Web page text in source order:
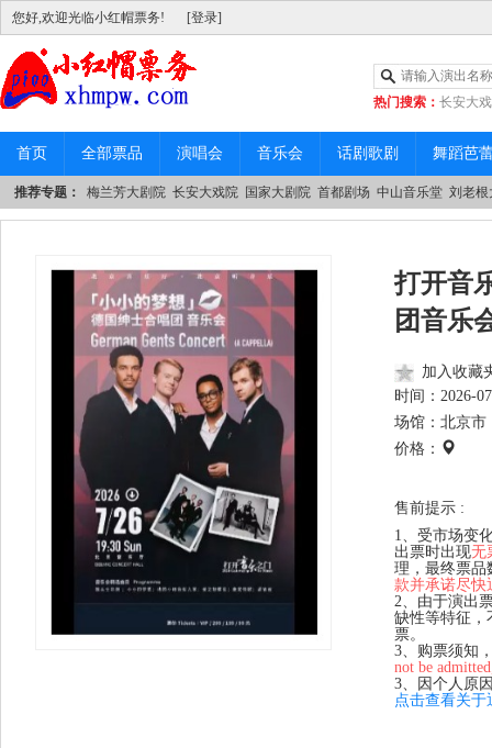
您好,欢迎光临小红帽票务! [登录]
热门搜索： 长安大
|中山音乐堂
首页 全部票品 演唱会 音乐会 话剧歌剧 舞蹈芭
推荐专题： 梅兰芳大剧院 长安大戏院 国家大剧院 首都剧场 中山音乐堂 刘老根
打开音
团音乐
加入收藏
时间： 2026-
场馆：北京市
价格：
售前提示 :
1、受市场变
出票时出现无
理，最终票品
款并承诺尽快
2、由于演出
缺性等特征，
票。
3、购票须知
not be
3、因个人原
点击查看关于